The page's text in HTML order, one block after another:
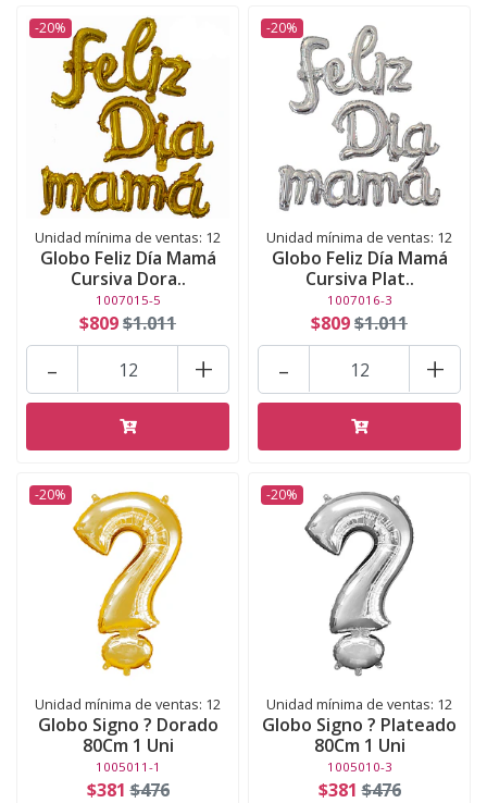
-20%
Unidad mínima de ventas: 12
Globo Feliz Día Mamá
Cursiva Dora..
1007015-5
$809$1.011
+
-
-20%
Unidad mínima de ventas: 12
Globo Feliz Día Mamá
Cursiva Plat..
1007016-3
$809$1.011
+
-
-20%
Unidad mínima de ventas: 12
Globo Signo ? Dorado
80Cm 1 Uni
1005011-1
$381 $476
-20%
Unidad mínima de ventas: 12
Globo Signo ? Plateado
80Cm 1 Uni
1005010-3
$381 $476